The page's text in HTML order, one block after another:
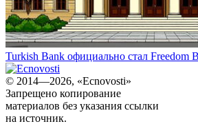
Turkish Bank официально стал Freedom
© 2014—2026, «Ecnovosti»
Запрещено копирование
материалов без указания ссылки
на источник.